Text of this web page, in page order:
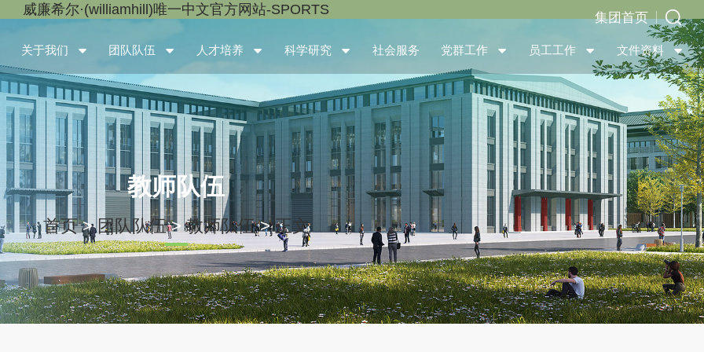
威廉希尔·(williamhill)唯一中文官方网站-SPORTS 集团首页
关于我们 团队队伍 人才培养 科学研究 社会服务 党群工作 员工工作 文件资料
教师队伍
首页>团队队伍>教师队伍>正文